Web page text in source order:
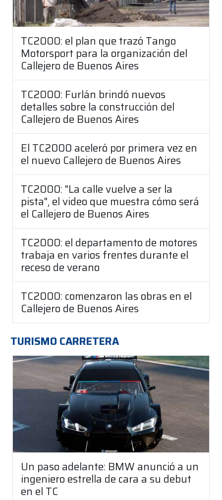
TC2000: el plan que trazó Tango
Motorsport para la organización del
Callejero de Buenos Aires
TC2000: Furlán brindó nuevos
detalles sobre la construcción del
Callejero de Buenos Aires
El TC2000 aceleró por primera vez en
el nuevo Callejero de Buenos Aires
TC2000: "La calle vuelve a ser la
pista", el video que muestra cómo será
el Callejero de Buenos Aires
TC2000: el departamento de motores
trabaja en varios frentes durante el
receso de verano
TC2000: comenzaron las obras en el
Callejero de Buenos Aires
TURISMO CARRETERA
Un paso adelante: BMW anunció a un
ingeniero estrella de cara a su debut
en el TC